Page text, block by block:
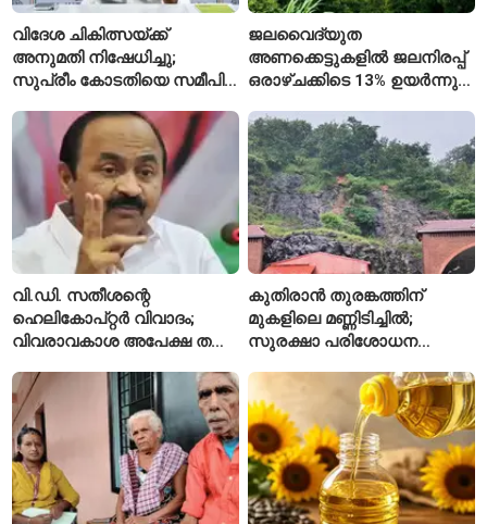
വിദേശ ചികിത്സയ്ക്ക്
അനുമതി നിഷേധിച്ചു;
സുപ്രീം കോടതിയെ സമീപിച്ച്
ജലവൈദ്യുത
അണക്കെട്ടുകളിൽ ജലനിരപ്പ്
ഒരാഴ്ചക്കിടെ 13% ഉയർന്നു;
ഇപ്പോഴും കുറവ്
വി.ഡി. സതീശന്റെ
ഹെലികോപ്റ്റർ വിവാദം;
വിവരാവകാശ അപേക്ഷ തള്ളി
കുതിരാൻ തുരങ്കത്തിന്
മുകളിലെ മണ്ണിടിച്ചിൽ;
സുരക്ഷാ പരിശോധന